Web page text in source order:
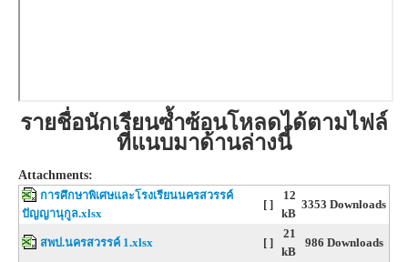
รายชื่อนักเรียนซ้ำซ้อนโหลดได้ตามไฟล์
ที่แนบมาด้านล่างนี้
Attachments:
การศึกษาพิเศษและโรงเรียนนครสวรรค์
ปัญญานุกูล.xlsx
[ ]
12
kB
3353 Downloads
สพป.นครสวรรค์ 1.xlsx [ ]
21
kB
986 Downloads